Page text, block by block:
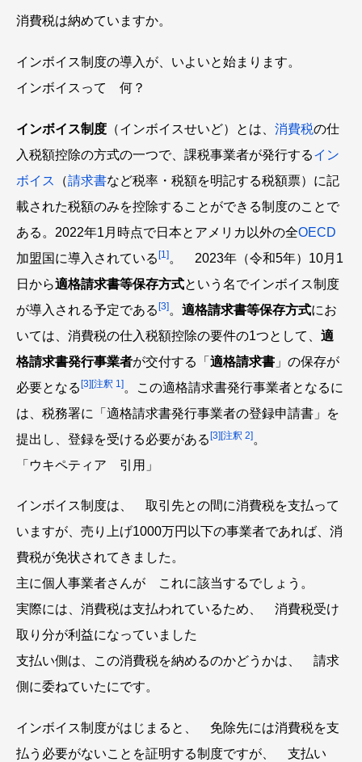
消費税は納めていますか。
インボイス制度の導入が、いよいと始まります。
インボイスって 何？
インボイス制度 （インボイスせいど）とは、 消費税の仕
入税額控除の方式の一つで、課税事業者が発行するイン
ボイス
（請求書など税率・税額を明記する税額票）に記
載された税額のみを控除することができる制度のことで
ある。2022年1月時点で日本とアメリカ以外の全OECD
加盟国に導入されている[1]。 2023年（令和5年）10月1
日から適格請求書等保存方式という名でインボイス制度
が導入される予定である[3]。 適格請求書等保存方式にお
いては、消費税の仕入税額控除の要件の1つとして、 適
格請求書発行事業者が交付する「 適格請求書 」の保存が
必要となる[3][注釈 1]。この適格請求書発行事業者となるに
は、税務署に「適格請求書発行事業者の登録申請書」を
提出し、登録を受ける必要がある[3][注釈 2]。
「ウキペティア 引用」
インボイス制度は、 取引先との間に消費税を支払って
いますが、売り上げ1000万円以下の事業者であれば、消
費税が免状されてきました。
主に個人事業者さんが これに該当するでしょう。
実際には、消費税は支払われているため、 消費税受け
取り分が利益になっていました
支払い側は、この消費税を納めるのかどうかは、 請求
側に委ねていたにです。
インボイス制度がはじまると、 免除先には消費税を支
払う必要がないことを証明する制度ですが、 支払い